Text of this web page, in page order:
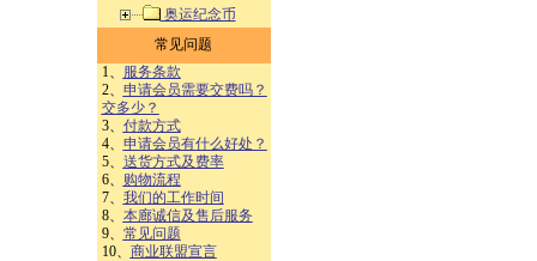
奥运纪念币
常见问题
1、
服务条款
2、 申请会员需要交费吗？
交多少？
3、 付款方式
4、 申请会员有什么好处？
5、 送货方式及费率
6、
购物流程
7、 我们的工作时间
8、 本廊诚信及售后服务
9、 常见问题
10、 商业联盟宣言